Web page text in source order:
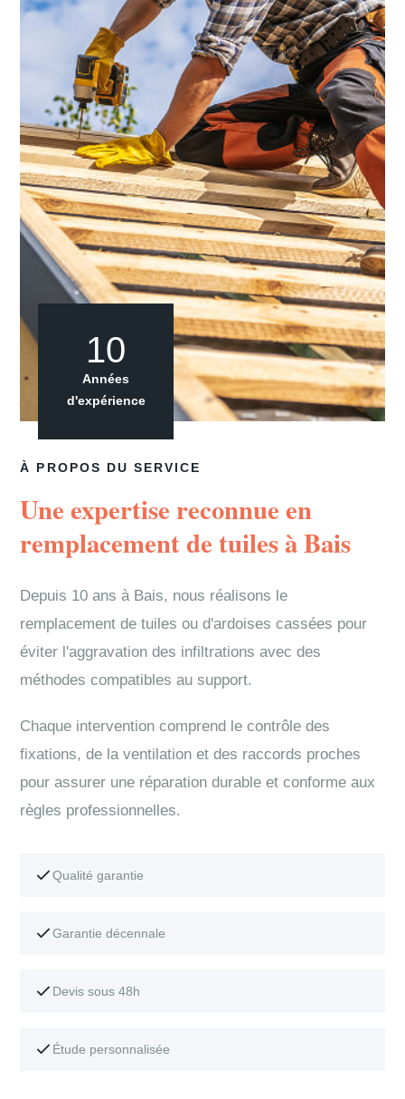
À PROPOS DU SERVICE
Une expertise reconnue en
remplacement de tuiles à Bais
Depuis 10 ans à Bais, nous réalisons le
remplacement de tuiles ou d'ardoises cassées pour
éviter l'aggravation des infiltrations avec des
méthodes compatibles au support.
Chaque intervention comprend le contrôle des
fixations, de la ventilation et des raccords proches
pour assurer une réparation durable et conforme aux
règles professionnelles.
Qualité garantie
Garantie décennale
Devis sous 48h
Étude personnalisée
10
Années
d'expérience